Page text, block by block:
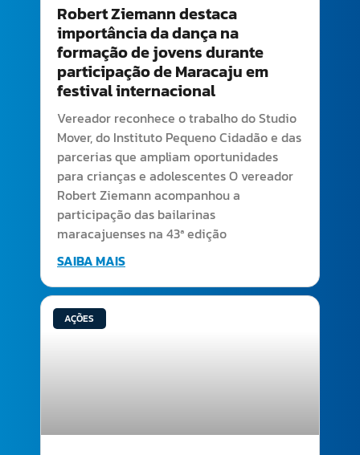
Robert Ziemann destaca
importância da dança na
formação de jovens durante
participação de Maracaju em
festival internacional
Vereador reconhece o trabalho do Studio
Mover, do Instituto Pequeno Cidadão e das
parcerias que ampliam oportunidades
para crianças e adolescentes O vereador
Robert Ziemann acompanhou a
participação das bailarinas
maracajuenses na 43ª edição
SAIBA MAIS
AÇÕES